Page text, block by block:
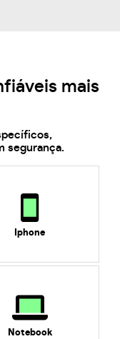
mais
segurança.
Iphone
Notebook